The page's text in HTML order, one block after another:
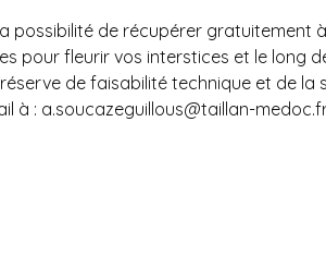
possibilité de récupérer gratuitement
pour fleurir vos interstices et le long
de faisabilité technique et de la
à : a.soucazeguillous@taillan-medoc.fr